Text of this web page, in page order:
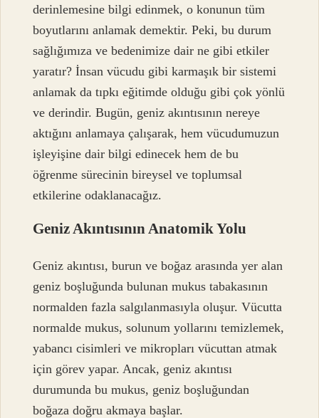
derinlemesine bilgi edinmek, o konunun tüm
boyutlarını anlamak demektir. Peki, bu durum
sağlığımıza ve bedenimize dair ne gibi etkiler
yaratır? İnsan vücudu gibi karmaşık bir sistemi
anlamak da tıpkı eğitimde olduğu gibi çok yönlü
ve derindir. Bugün, geniz akıntısının nereye
aktığını anlamaya çalışarak, hem vücudumuzun
işleyişine dair bilgi edinecek hem de bu
öğrenme sürecinin bireysel ve toplumsal
etkilerine odaklanacağız.
Geniz Akıntısının Anatomik Yolu
Geniz akıntısı, burun ve boğaz arasında yer alan
geniz boşluğunda bulunan mukus tabakasının
normalden fazla salgılanmasıyla oluşur. Vücutta
normalde mukus, solunum yollarını temizlemek,
yabancı cisimleri ve mikropları vücuttan atmak
için görev yapar. Ancak, geniz akıntısı
durumunda bu mukus, geniz boşluğundan
boğaza doğru akmaya başlar.